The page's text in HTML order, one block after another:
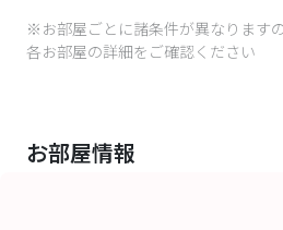
※お部屋ごとに諸条件が異なります
各お部屋の詳細をご確認ください
お部屋情報